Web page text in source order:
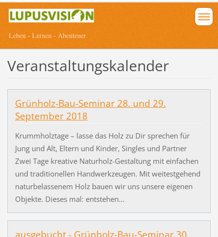
Leben - Lernen - Abenteuer
Veranstaltungskalender
Grünholz-Bau-Seminar 28. und 29.
September 2018
Krummholztage – lasse das Holz zu Dir sprechen für
Jung und Alt, Eltern und Kinder, Singles und Partner
Zwei Tage kreative Naturholz-Gestaltung mit einfachen
und traditionellen Handwerkzeugen. Mit weitestgehend
naturbelassenem Holz bauen wir uns unsere eigenen
Objekte. Dieses mal: entstehen...